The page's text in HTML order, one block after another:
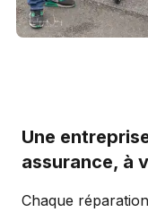
Une
assurance, à
Chaque